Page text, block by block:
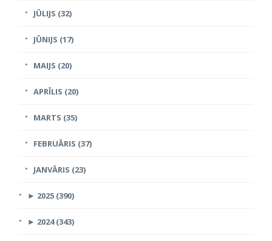
JŪLIJS (32)
JŪNIJS (17)
MAIJS (20)
APRĪLIS (20)
MARTS (35)
FEBRUĀRIS (37)
JANVĀRIS (23)
► 2025 (390)
► 2024 (343)